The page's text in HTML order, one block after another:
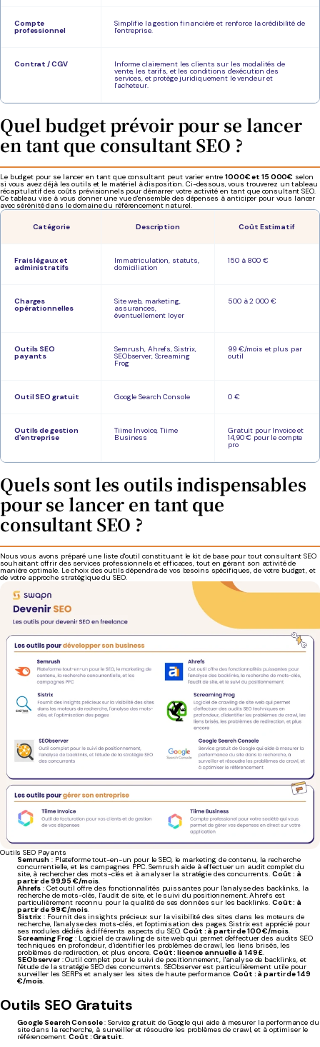
Compte
professionnel
Simplifie la gestion financière et renforce la crédibilité de
l'entreprise.
Contrat / CGV Informe clairement les clients sur les modalités de
vente, les tarifs, et les conditions d'exécution des
services, et protège juridiquement le vendeur et
l'acheteur.
Quel budget prévoir pour se lancer
en tant que consultant SEO ?
Le budget pour se lancer en tant que consultant peut varier entre1000€ et 15 000€ selon
si vous avez déjà les outils et le matériel à disposition. Ci-dessous, vous trouverez un tableau
récapitulatif des coûts prévisionnels pour démarrer votre activité en tant que consultant SEO.
Ce tableau vise à vous donner une vue d'ensemble des dépenses à anticiper pour vous lancer
avec sérénité dans le domaine du référencement naturel.
Catégorie Description Coût Estimatif
Frais légaux et
administratifs
Immatriculation, statuts,
domiciliation
150 à 800 €
Charges
opérationnelles
Site web, marketing,
assurances,
éventuellement loyer
500 à 2 000 €
Outils SEO
payants
Semrush, Ahrefs, Sistrix,
SEObserver, Screaming
Frog
99 €/mois et plus par
outil
Outil SEO gratuit Google Search Console 0 €
Outils de gestion
d'entreprise
Tiime Invoice, Tiime
Business
Gratuit pour Invoice et
14,90 € pour le compte
pro
Quels sont les outils indispensables
pour se lancer en tant que
consultant SEO ?
Nous vous avons préparé une liste d'outil constituant le kit de base pour tout consultant SEO
souhaitant offrir des services professionnels et efficaces, tout en gérant son activité de
manière optimale. Le choix des outils dépendra de vos besoins spécifiques, de votre budget, et
de votre approche stratégique du SEO.
Outils SEO Payants
Semrush : Plateforme tout-en-un pour le SEO, le marketing de contenu, la recherche
concurrentielle, et les campagnes PPC. Semrush aide à effectuer un audit complet du
site, à rechercher des mots-clés et à analyser la stratégie des concurrents. Coût : à
partir de 99,95 €/mois.
Ahrefs : Cet outil offre des fonctionnalités puissantes pour l'analyse des backlinks, la
recherche de mots-clés, l'audit de site, et le suivi du positionnement. Ahrefs est
particulièrement reconnu pour la qualité de ses données sur les backlinks.Coût : à
partir de 99 €/mois.
Sistrix : Fournit des insights précieux sur la visibilité des sites dans les moteurs de
recherche, l'analyse des mots-clés, et l'optimisation des pages. Sistrix est apprécié pour
ses modules dédiés à différents aspects du SEO.Coût : à partir de 100 €/mois.
Screaming Frog : Logiciel de crawling de site web qui permet d'effectuer des audits SEO
techniques en profondeur, d'identifier les problèmes de crawl, les liens brisés, les
problèmes de redirection, et plus encore. Coût : licence annuelle à 149 £.
SEObserver: Outil complet pour le suivi de positionnement, l'analyse de backlinks, et
l'étude de la stratégie SEO des concurrents. SEObserver est particulièrement utile pour
surveiller les SERPs et analyser les sites de haute performance.Coût : à partir de 149
€/mois.
Outils SEO Gratuits
Google Search Console: Service gratuit de Google qui aide à mesurer la performance du
site dans la recherche, à surveiller et résoudre les problèmes de crawl, et à optimiser le
référencement.Coût : Gratuit.